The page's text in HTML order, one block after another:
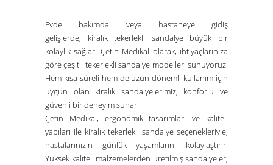
Evde bakımda veya hastaneye gidiş
gelişlerde, kiralık tekerlekli sandalyebüyük bir
kolaylık sağlar. Çetin Medikal olarak, ihtiyaçlarınıza
göre çeşitli tekerlekli sandalye modelleri sunuyoruz.
Hem kısa süreli hem de uzun dönemli kullanım için
uygun olan kiralık sandalyelerimiz, konforlu ve
güvenli bir deneyim sunar.
Çetin Medikal, ergonomik tasarımları ve kaliteli
yapıları ile kiralık tekerlekli sandalye seçenekleriyle,
hastalarınızın günlük yaşamlarını kolaylaştırır.
Yüksek kaliteli malzemelerden üretilmiş sandalyeler,